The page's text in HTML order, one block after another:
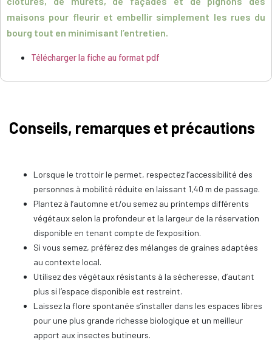
maisons pour fleurir et embellir simplement les rues du
bourg tout en minimisant l’entretien.
Télécharger la fiche au format pdf
Conseils, remarques et précautions
Lorsque le trottoir le permet, respectez l’accessibilité des
personnes à mobilité réduite en laissant 1,40 m de passage.
Plantez à l’automne et/ou semez au printemps différents
végétaux selon la profondeur et la largeur de la réservation
disponible en tenant compte de l’exposition.
Si vous semez, préférez des mélanges de graines adaptées
au contexte local.
Utilisez des végétaux résistants à la sécheresse, d’autant
plus si l’espace disponible est restreint.
Laissez la flore spontanée s’installer dans les espaces libres
pour une plus grande richesse biologique et un meilleur
apport aux insectes butineurs.